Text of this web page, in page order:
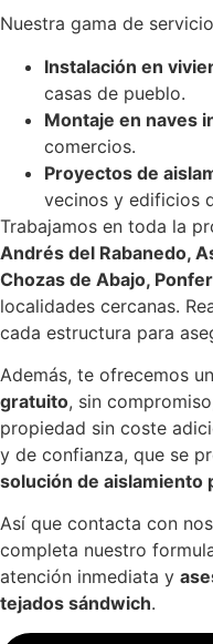
Nuestra gama de
Instalación en
casas de pueblo.
Montaje en naves
comercios.
Proyectos de
vecinos y edificios
Trabajamos en toda la
Andrés del Rabanedo,
Chozas de Abajo,
localidades cercanas.
cada estructura para
Además, te ofrecemos un
gratuito, sin
propiedad sin coste
y de confianza, que se
solución de aislamiento
Así que contacta con
completa nuestro
atención inmediata y
tejados sándwich.